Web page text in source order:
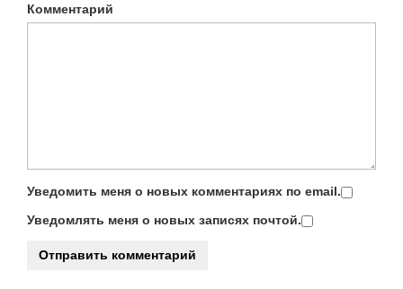
Комментарий
Уведомить меня о новых комментариях по email.
Уведомлять меня о новых записях почтой.